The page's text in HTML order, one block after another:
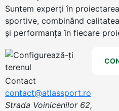
Suntem experți în
sportive, combinând
și performanța în fiecare
Contact
contact@atlassport.ro
Strada Voinicenilor 62,